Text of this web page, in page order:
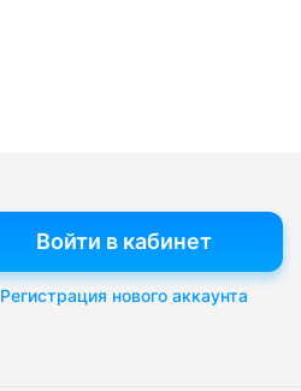
Войти в кабинет
Регистрация нового аккаунта